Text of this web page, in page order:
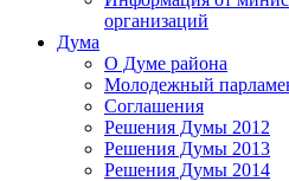
организаций
Дума
О Думе района
Молодежный
Соглашения
Решения Думы 2012
Решения Думы 2013
Решения Думы 2014